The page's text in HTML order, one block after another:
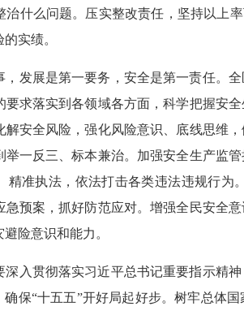
什么问题。压实整改责任，坚持以上
实绩。
，发展是第一要务，安全是第一责任。
要求落实到各领域各方面，科学把握安
解安全风险，强化风险意识、底线思维
举一反三、标本兼治。加强安全生产监
精准执法，依法打击各类违法违规行
急预案，抓好防范应对。增强全民安全
险意识和能力。
深入贯彻落实习近平总书记重要指示精
确保“十五五”开好局起好步。树牢总体